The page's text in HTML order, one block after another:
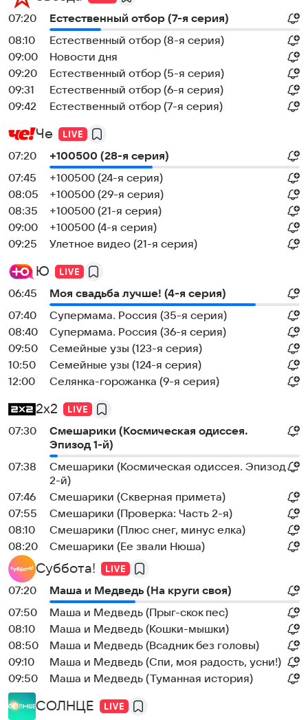
07:20
Естественный отбор (7-я серия)
08:10
Естественный отбор (8-я серия)
09:00
Новости дня
09:20
Естественный отбор (5-я серия)
09:31
Естественный отбор (6-я серия)
09:42
Естественный отбор (7-я серия)
Че
07:20
+100500 (28-я серия)
07:45
+100500 (24-я серия)
08:05
+100500 (29-я серия)
08:35
+100500 (21-я серия)
09:00
+100500 (4-я серия)
09:25
Улетное видео (21-я серия)
Ю
06:45
Моя свадьба лучше! (4-я серия)
07:40
Супермама. Россия (35-я серия)
08:40
Супермама. Россия (36-я серия)
09:50
Семейные узы (123-я серия)
10:50
Семейные узы (124-я серия)
12:00
Селянка-горожанка (9-я серия)
2x2
07:30
Смешарики (Космическая одиссея.
Эпизод 1-й)
07:38
Смешарики (Космическая одиссея. Эпизод
2-й)
07:46
Смешарики (Скверная примета)
07:55
Смешарики (Проверка: Часть 2-я)
08:10
Смешарики (Плюс снег, минус елка)
08:20
Смешарики (Ее звали Нюша)
Суббота!
07:20
Маша и Медведь (На круги своя)
07:50
Маша и Медведь (Прыг-скок пес)
08:10
Маша и Медведь (Кошки-мышки)
08:50
Маша и Медведь (Всадник без головы)
09:10
Маша и Медведь (Спи, моя радость, усни!)
09:50
Маша и Медведь (Туманная история)
СОЛНЦЕ